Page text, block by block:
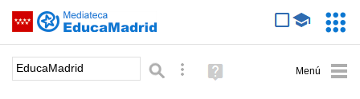
Saltar navegación
Palabra o frase: Búsqueda avanzada
Ayuda
(en